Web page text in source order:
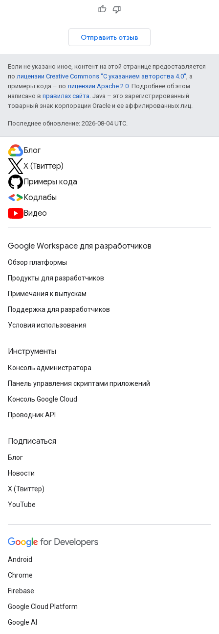
Отправить отзыв
Если не указано иное, контент на этой странице предоставляется
по лицензии Creative Commons "С указанием авторства 4.0", а
примеры кода – по лицензии Apache 2.0. Подробнее об этом
написано в правилах сайта. Java – это зарегистрированный
товарный знак корпорации Oracle и ее аффилированных лиц.
Последнее обновление: 2026-08-04 UTC.
Блог
X (Твиттер)
Примеры кода
Кодлабы
Видео
Google Workspace для разработчиков
Обзор платформы
Продукты для разработчиков
Примечания к выпускам
Поддержка для разработчиков
Условия использования
Инструменты
Консоль администратора
Панель управления скриптами приложений
Консоль Google Cloud
Проводник API
Подписаться
Блог
Новости
X (Твиттер)
YouTube
Android
Chrome
Firebase
Google Cloud Platform
Google AI